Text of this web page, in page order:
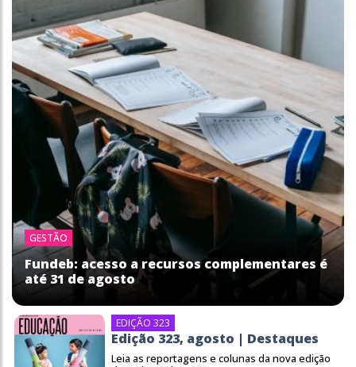
GESTÃO
Fundeb: acesso a recursos complementares é
até 31 de agosto
EDIÇÃO 323
Edição 323, agosto | Destaques
Leia as reportagens e colunas da nova edição